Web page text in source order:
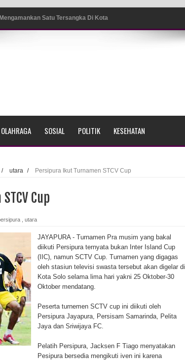
Satu Tersangka Di Kota
Bareng Final Piala Dunia 2026 di
Menghambur ke Tengah Jalan
Mace
Polda Papua pada Peringatan Hari
Mechanized Rice Expansion
OLAHRAGA SOSIAL POLITIK KESEHATAN
/ utara / Persipura Ikut Turnamen STCV Cup
Cup
utara
JAYAPURA - Turnamen Pra musim yang bakal
diikuti Persipura ternyata bukan Inter Island Cup
(IIC), namun SCTV Cup. Turnamen yang digagas
oleh stasiun televisi swasta tersebut akan digelar di
Kota Solo selama lima hari yakni 25 Oktober-30
Oktober mendatang.
Peserta turnemen SCTV cup ini diikuti oleh
Persipura Jayapura, Persisam Samarinda, Pelita
Jaya dan Sriwijaya FC.
Pelatih Persipura, Jacksen F Tiago menyatakan
Pesipura bersedia mengikuti iven ini karena